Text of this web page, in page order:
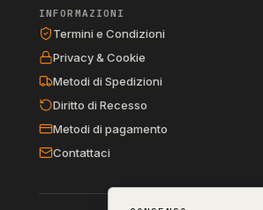
INFORMAZIONI
Termini e Condizioni
Privacy & Cookie
Metodi di Spedizioni
Diritto di Recesso
Metodi di pagamento
Contattaci